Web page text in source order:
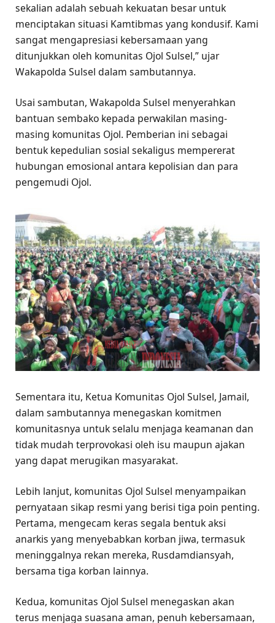
sekalian adalah sebuah kekuatan besar untuk
menciptakan situasi Kamtibmas yang kondusif. Kami
sangat mengapresiasi kebersamaan yang
ditunjukkan oleh komunitas Ojol Sulsel,” ujar
Wakapolda Sulsel dalam sambutannya.
Usai sambutan, Wakapolda Sulsel menyerahkan
bantuan sembako kepada perwakilan masing-
masing komunitas Ojol. Pemberian ini sebagai
bentuk kepedulian sosial sekaligus mempererat
hubungan emosional antara kepolisian dan para
pengemudi Ojol.
Sementara itu, Ketua Komunitas Ojol Sulsel, Jamail,
dalam sambutannya menegaskan komitmen
komunitasnya untuk selalu menjaga keamanan dan
tidak mudah terprovokasi oleh isu maupun ajakan
yang dapat merugikan masyarakat.
Lebih lanjut, komunitas Ojol Sulsel menyampaikan
pernyataan sikap resmi yang berisi tiga poin penting.
Pertama, mengecam keras segala bentuk aksi
anarkis yang menyebabkan korban jiwa, termasuk
meninggalnya rekan mereka, Rusdamdiansyah,
bersama tiga korban lainnya.
Kedua, komunitas Ojol Sulsel menegaskan akan
terus menjaga suasana aman, penuh kebersamaan,